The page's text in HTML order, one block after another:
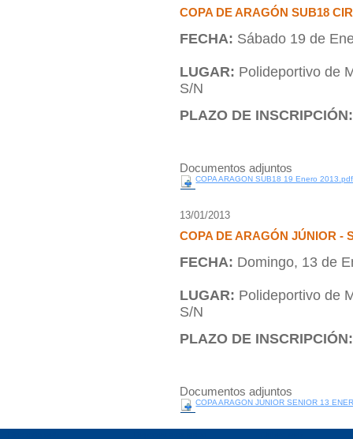
COPA DE ARAGÓN SUB18
FECHA: Sábado 19 de
LUGAR: Polideportivo de
S/N
PLAZO DE INSCRIPCIÓN:
Documentos adjuntos
COPA ARAGON SUB18 19 Enero 2013.pdf
13/01/2013
COPA DE ARAGÓN JÚNIOR -
FECHA: Domingo, 13 de
LUGAR: Polideportivo de
S/N
PLAZO DE INSCRIPCIÓN:
Documentos adjuntos
COPA ARAGON JUNIOR SENIOR 13